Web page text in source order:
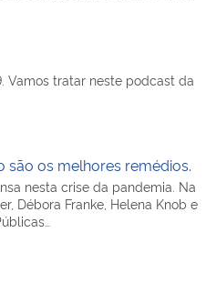
Vamos tratar neste podcast da
são os melhores remédios.
nesta crise da pandemia. Na
Débora Franke, Helena Knob e